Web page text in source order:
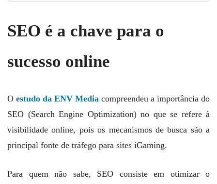
SEO é a chave para o
sucesso online
O estudo da ENV Media compreendeu a importância do
SEO (Search Engine Optimization) no que se refere à
visibilidade online, pois os mecanismos de busca são a
principal fonte de tráfego para sites iGaming.
Para quem não sabe, SEO consiste em otimizar o